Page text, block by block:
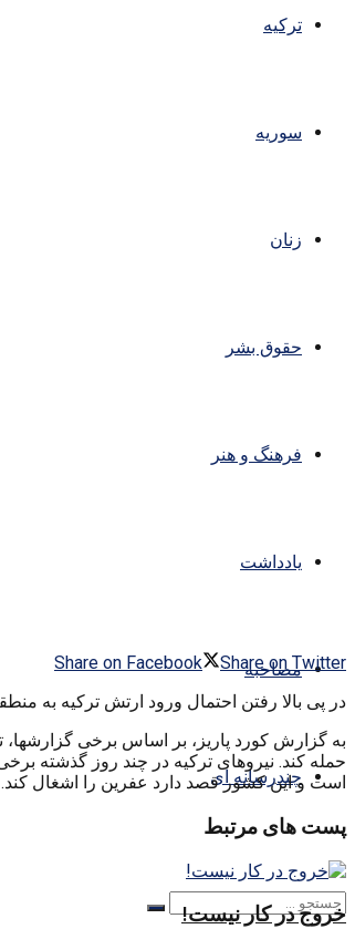
ترکیه
سوریه
زنان
حقوق بشر
فرهنگ و هنر
یادداشت
مصاحبه
چندرسانه ای
Share on Facebook
Share on Twitter
در پی بالا رفتن احتمال ورود ارتش ترکیه به
به گزارش کورد پاریز، بر اساس برخی
است و این کشور قصد دارد عفرین را اشغال کند.
پست های مرتبط
خروج در کار نیست!